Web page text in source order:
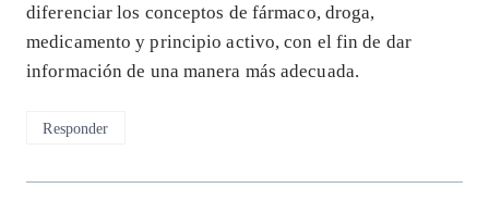
diferenciar los conceptos de fármaco, droga,
medicamento y principio activo, con el fin de dar
información de una manera más adecuada.
Responder